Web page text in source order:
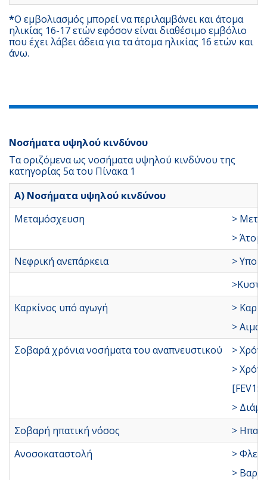
*O εμβολιασμός μπορεί να περιλαμβάνει και άτομα
ηλικίας 16-17 ετών εφόσον είναι διαθέσιμο εμβόλιο
που έχει λάβει άδεια για τα άτομα ηλικίας 16 ετών και
άνω.
Nοσήματα υψηλού κινδύνου
Τα οριζόμενα ως νοσήματα υψηλού κινδύνου της
κατηγορίας 5α του Πίνακα 1
Α) Νοσήματα υψηλού κινδύνου
Μεταμόσχευση
>
>
Νεφρική ανεπάρκεια
>
Καρκίνος υπό αγωγή
>
>
Σοβαρά χρόνια νοσήματα του αναπνευστικού
>
>
[FEV1:
>
Σοβαρή ηπατική νόσος
>
Ανοσοκαταστολή
>
>